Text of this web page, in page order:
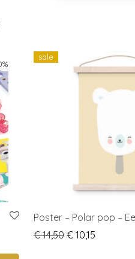
%
sale
Poster – Polar pop –
€14,50 Original price
€ 10,15